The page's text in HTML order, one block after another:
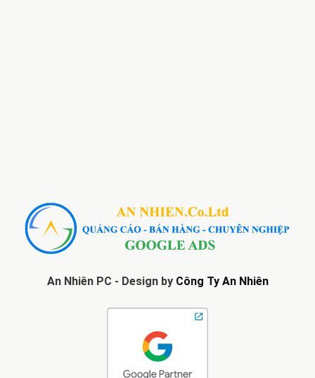
An Nhiên PC - Design by Công Ty An Nhiên